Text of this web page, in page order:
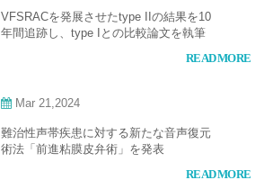
VFSRACを発展させたtype IIの結果を10
年間追跡し、type Iとの比較論文を執筆
READ MORE
Mar 21,2024
難治性声帯疾患に対する新たな音声復元
術法「前進粘膜皮弁術」を発表
READ MORE